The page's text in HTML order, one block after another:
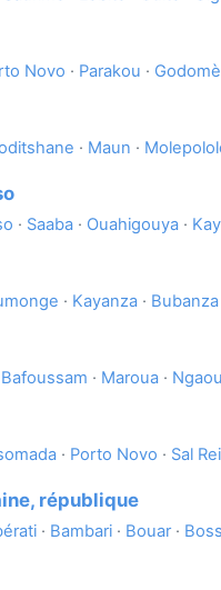
Novo · Parakou · Godomè
· Maun ·
· Saaba · Ouahigouya ·
· Kayanza · Bubanza
Bafoussam · Maroua ·
· Porto Novo · Sal Rei
république
· Bambari · Bouar·